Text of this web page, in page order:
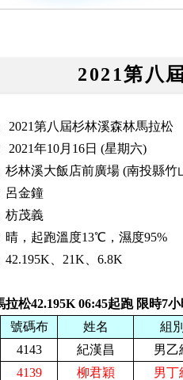
2021第八
2021第八屆杉林溪森林馬拉松
2021年10月16日 (星期六)
杉林溪大飯店前廣場 (南投縣
呂金鐘
枋茂義
晴，起跑溫度13℃，濕度95%
42.195K、21K、6.8K
拉松42.195K 06:45起跑 限時7
號碼布 姓名
組
4143 紀漢昌
男乙
4139 柳君穎
男丁